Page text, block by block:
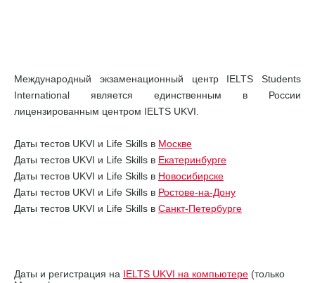
Международный экзаменационный центр IELTS Students
International является единственным в России
лицензированным центром IELTS UKVI.
Даты тестов UKVI и Life Skills в Москве
Даты тестов UKVI и Life Skills в Екатеринбурге
Даты тестов UKVI и Life Skills в Новосибирске
Даты тестов UKVI и Life Skills в Ростове-на-Дону
Даты тестов UKVI и Life Skills в Санкт-Петербурге
Даты и регистрация на IELTS UKVI на компьютере (только